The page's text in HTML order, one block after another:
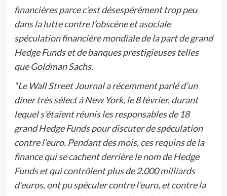
financières parce c’est désespérément trop peu
dans la lutte contre l’obscène et asociale
spéculation financière mondiale de la part de grand
Hedge Funds et de banques prestigieuses telles
que Goldman Sachs.
“Le Wall Street Journal a récemment parlé d’un
diner très sélect à New York, le 8 février, durant
lequel s’étaient réunis les responsables de 18
grand Hedge Funds pour discuter de spéculation
contre l’euro. Pendant des mois, ces requins de la
finance qui se cachent derrière le nom de Hedge
Funds et qui contrôlent plus de 2.000 milliards
d’euros, ont pu spéculer contre l’euro, et contre la